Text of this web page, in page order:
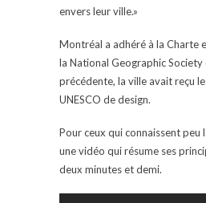
envers leur ville.»
Montréal a adhéré à la Charte
la National Geographic Society
précédente, la ville avait reçu
UNESCO de design.
Pour ceux qui connaissent
une vidéo qui résume ses
deux minutes et demi.